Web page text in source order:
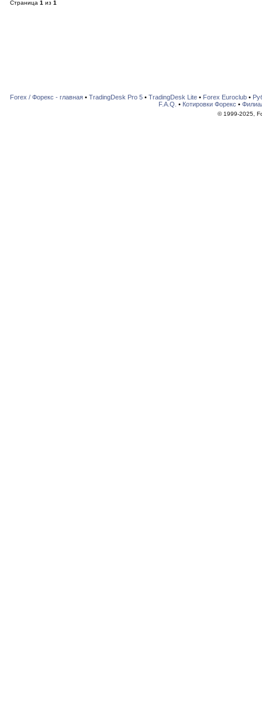
Страница 1 из 1
Forex / Форекс - главная• TradingDesk Pro 5• TradingDesk Lite• Forex Euroclub•
F.A.Q. • Котировки Форекс •
© 1999-2025,